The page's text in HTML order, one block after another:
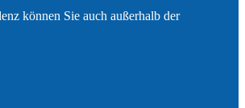
können Sie auch außerhalb der